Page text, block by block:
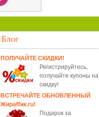
Блог
ПОЛУЧАЙТЕ СКИДКИ!
Регистрируйтесь,
получайте купоны на
скидку!
ВСТРЕЧАЙТЕ ОБНОВЛЕННЫЙ
Жираffик.ru!
Подарок за